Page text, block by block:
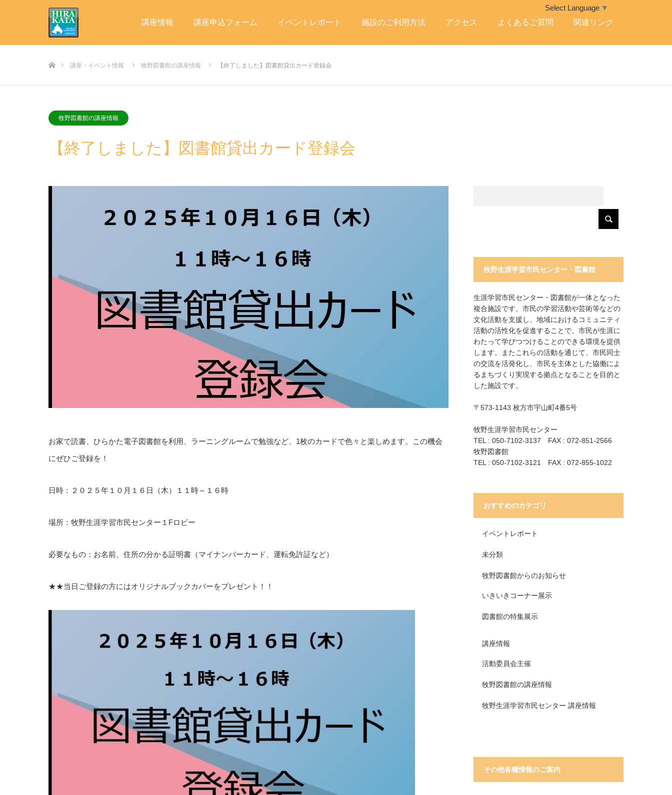
講座情報 講座申込フォーム イベントレポート 施設のご利用方法 アクセス よくあるご質問 関連リンク
Select Language ▼
講座・イベント情報 牧野図書館の講座情報 【終了しました】図書館貸出カード登録会
牧野図書館の講座情報
【終了しました】図書館貸出カード登録会
お家で読書、ひらかた電子図書館を利用、ラーニングルームで勉強など、1枚のカードで色々と楽しめます。この機会
にぜひご登録を！
日時：２０２５年１０月１６日（木）１１時～１６時
場所：牧野生涯学習市民センター１Fロビー
必要なもの：お名前、住所の分かる証明書（マイナンバーカード、運転免許証など）
★★当日ご登録の方にはオリジナルブックカバーをプレゼント！！
牧野生涯学習市民センター・図書館
生涯学習市民センター・図書館が一体となった
複合施設です。市民の学習活動や芸術等などの
文化活動を支援し、地域におけるコミュニティ
活動の活性化を促進することで、市民が生涯に
わたって学びつつけることのできる環境を提供
します。またこれらの活動を通じて、市民同士
の交流を活発化し、市民を主体とした協働によ
るまちづくり実現する拠点となることを目的と
した施設です。
〒573-1143 枚方市宇山町4番5号
牧野生涯学習市民センター
TEL : 050-7102-3137 FAX : 072-851-2566
牧野図書館
TEL : 050-7102-3121 FAX : 072-855-1022
おすすめのカテゴリ
イベントレポート
未分類
牧野図書館からのお知らせ
いきいきコーナー展示
図書館の特集展示
講座情報
活動委員会主催
牧野図書館の講座情報
牧野生涯学習市民センター 講座情報
その他各種情報のご案内